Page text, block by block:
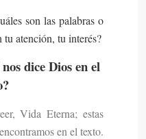
son las palabras o
tu atención, tu interés?
dice Dios en el
Vida Eterna; estas
en el texto.